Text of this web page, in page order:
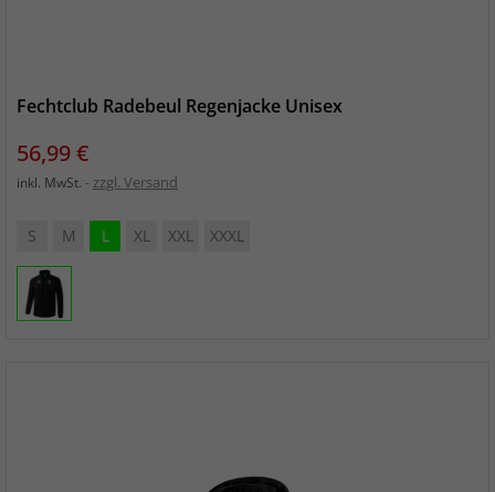
Fechtclub Radebeul Regenjacke Unisex
Preis
56,99 €
inkl. MwSt. zzgl. Versand
S M L XL XXL XXXL